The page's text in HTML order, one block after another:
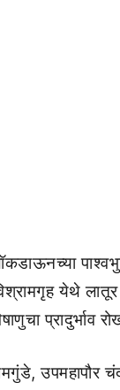
येथे
प्रादुर्भाव
उपमहापौर